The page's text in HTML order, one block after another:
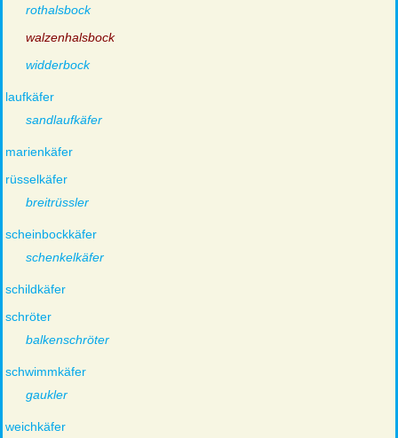
rothalsbock
walzenhalsbock
widderbock
laufkäfer
sandlaufkäfer
marienkäfer
rüsselkäfer
breitrüssler
scheinbockkäfer
schenkelkäfer
schildkäfer
schröter
balkenschröter
schwimmkäfer
gaukler
weichkäfer